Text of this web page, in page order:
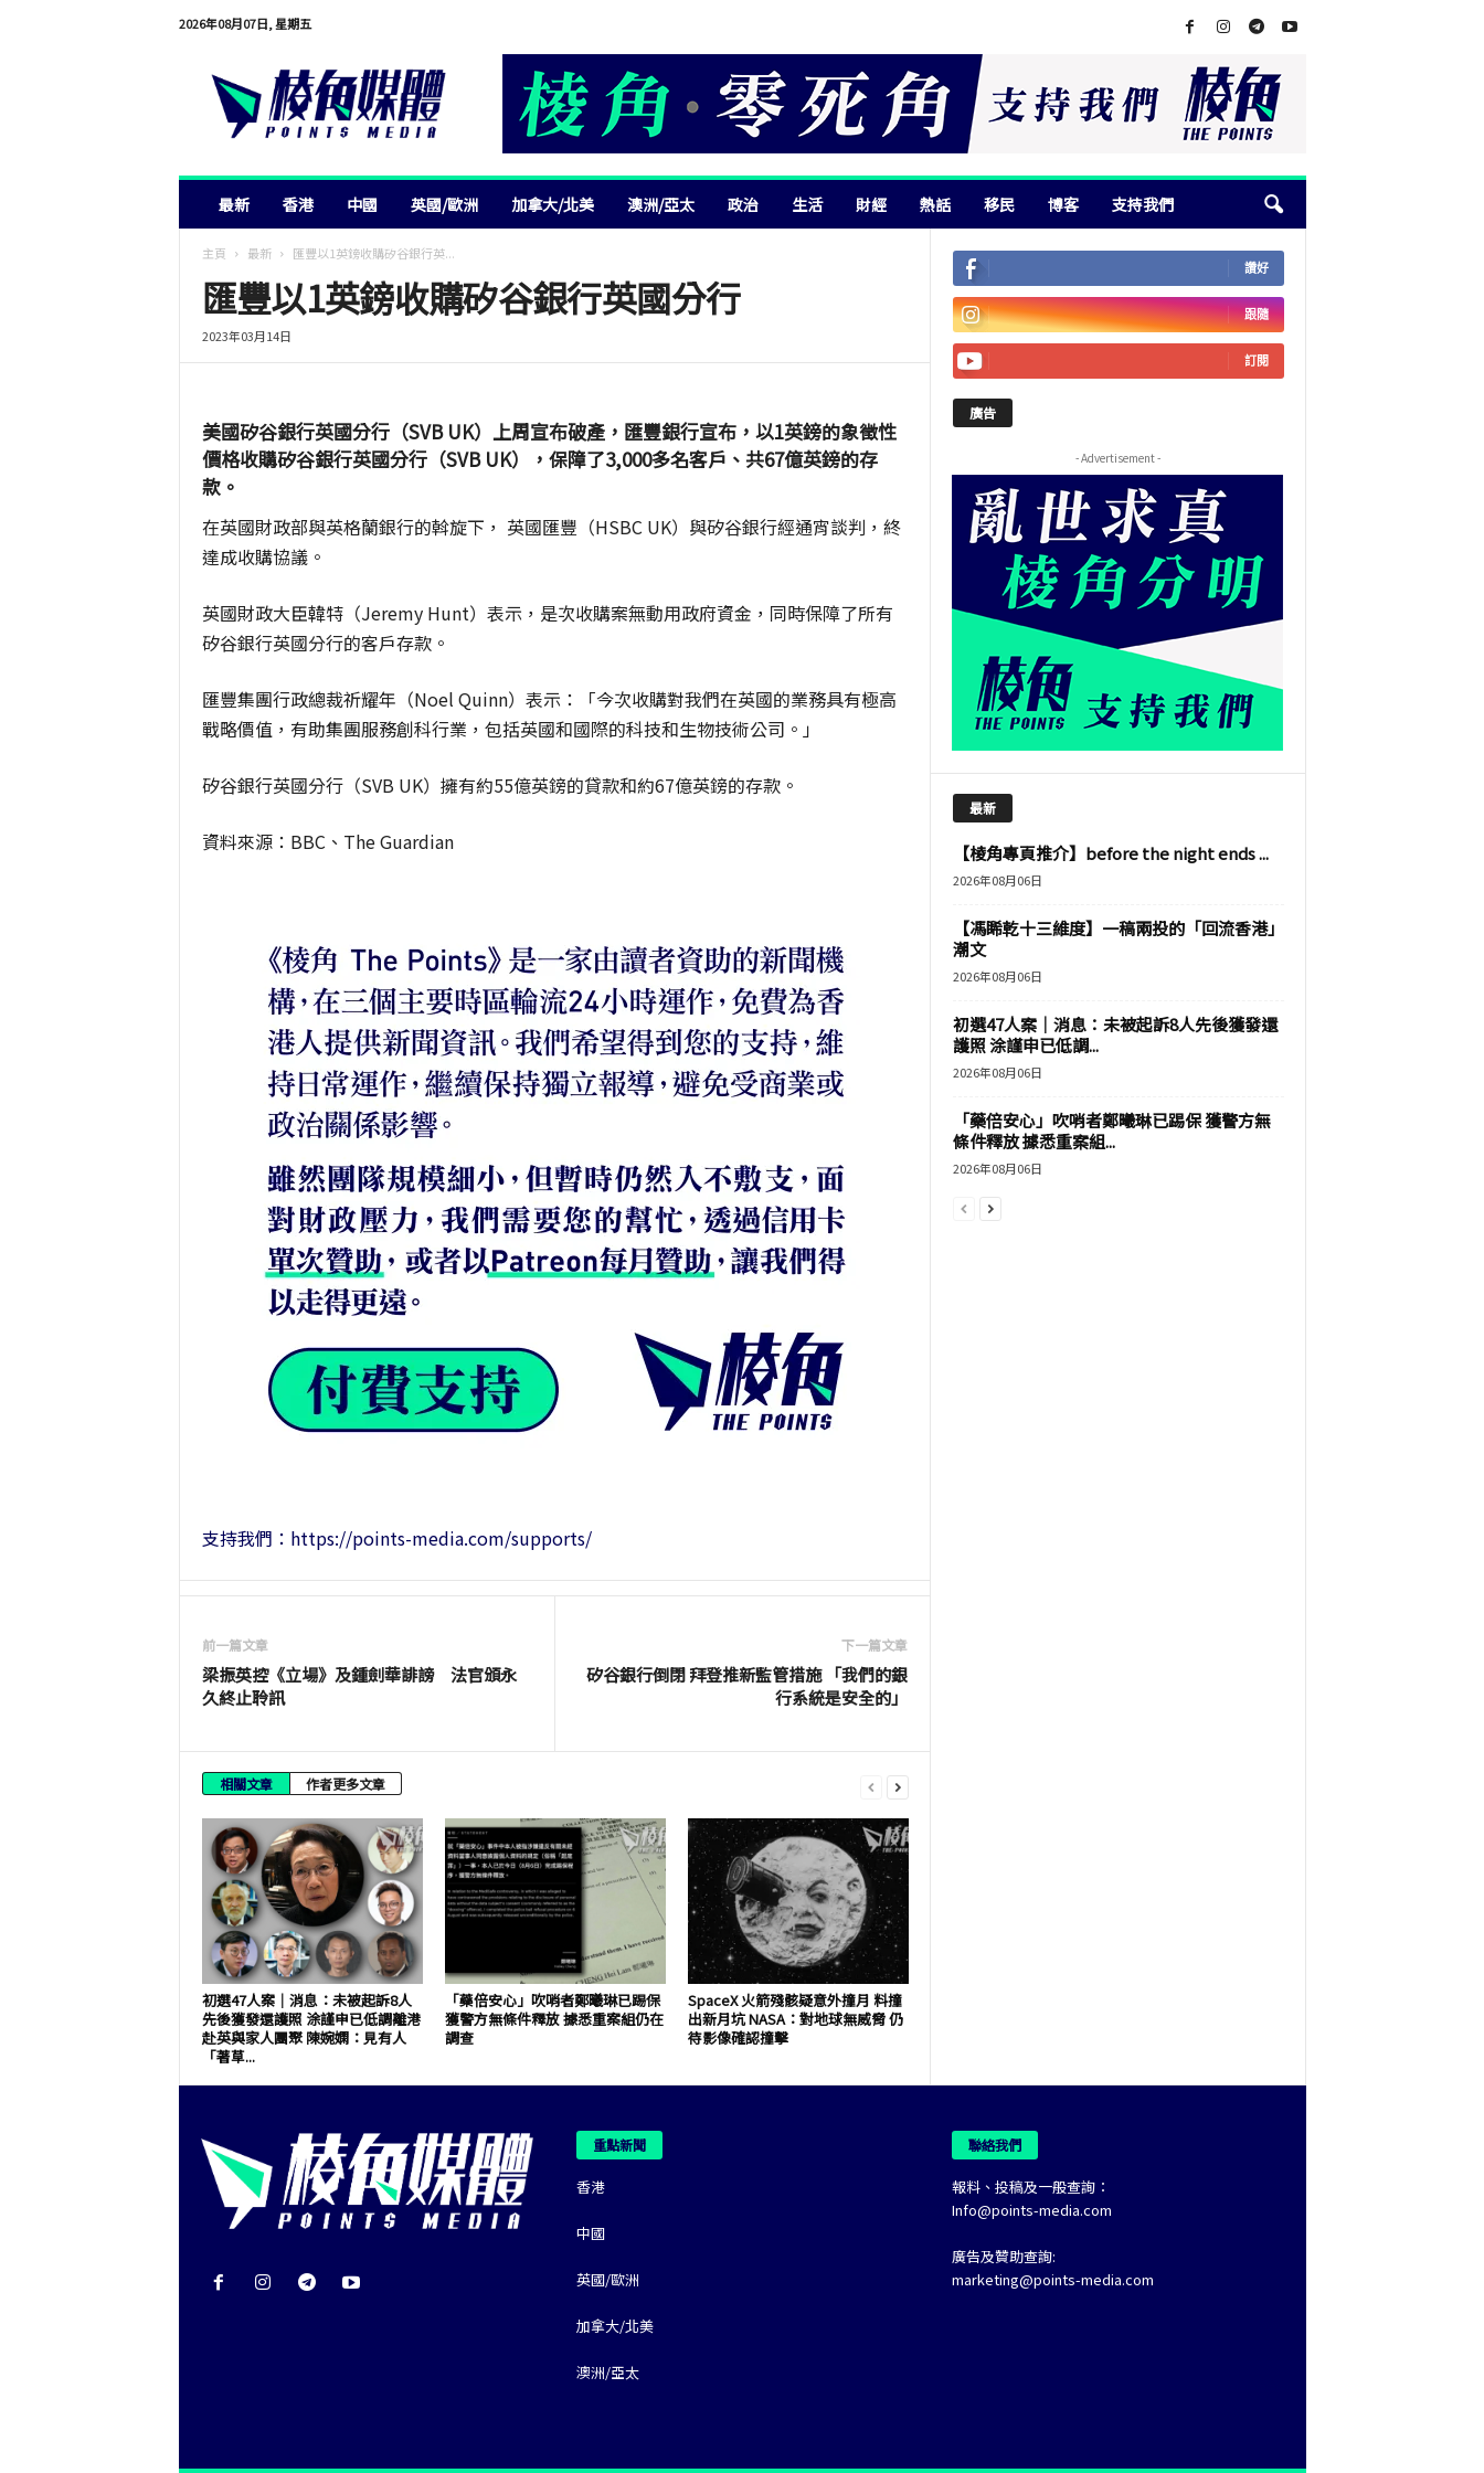
2026年08月07日, 星期五
最新 香港 中國 英國/歐洲 加拿大/北美 澳洲/亞太 政治 生活 財經 熱話 移民 博客 支持我們
主頁 最新 匯豐以1英鎊收購矽谷銀行英...
匯豐以1英鎊收購矽谷銀行英國分行
2023年03月14日
美國矽谷銀行英國分行（SVB UK）上周宣布破產，匯豐銀行宣布，以1英鎊的象徵性
價格收購矽谷銀行英國分行（SVB UK），保障了3,000多名客戶、共67億英鎊的存
款。
在英國財政部與英格蘭銀行的斡旋下， 英國匯豐（HSBC UK）與矽谷銀行經通宵談判，終
達成收購協議。
英國財政大臣韓特（Jeremy Hunt）表示，是次收購案無動用政府資金，同時保障了所有
矽谷銀行英國分行的客戶存款。
匯豐集團行政總裁祈耀年（Noel Quinn）表示：「今次收購對我們在英國的業務具有極高
戰略價值，有助集團服務創科行業，包括英國和國際的科技和生物技術公司。」
矽谷銀行英國分行（SVB UK）擁有約55億英鎊的貸款和約67億英鎊的存款。
資料來源：BBC、The Guardian
支持我們：https://points-media.com/supports/
前一篇文章
梁振英控《立場》及鍾劍華誹謗 法官頒永
久終止聆訊
下一篇文章
矽谷銀行倒閉 拜登推新監管措施 「我們的銀
行系統是安全的」
相關文章 作者更多文章
初選47人案｜消息：未被起訴8人
先後獲發還護照 涂謹申已低調離港
赴英與家人團聚 陳婉嫻：見有人
「著草...
「藥倍安心」吹哨者鄭曦琳已踢保
獲警方無條件釋放 據悉重案組仍在
調查
SpaceX 火箭殘骸疑意外撞月 料撞
出新月坑 NASA：對地球無威脅 仍
待影像確認撞擊
讚好
跟隨
訂閱
廣告
- Advertisement -
最新
【棱角專頁推介】before the night ends ...
2026年08月06日
【馮睎乾十三維度】一稿兩投的「回流香港」
潮文
2026年08月06日
初選47人案｜消息：未被起訴8人先後獲發還
護照 涂謹申已低調...
2026年08月06日
「藥倍安心」吹哨者鄭曦琳已踢保 獲警方無
條件釋放 據悉重案組...
2026年08月06日
重點新聞
香港
中國
英國/歐洲
加拿大/北美
澳洲/亞太
聯絡我們
報料、投稿及一般查詢：
Info@points-media.com
廣告及贊助查詢:
marketing@points-media.com